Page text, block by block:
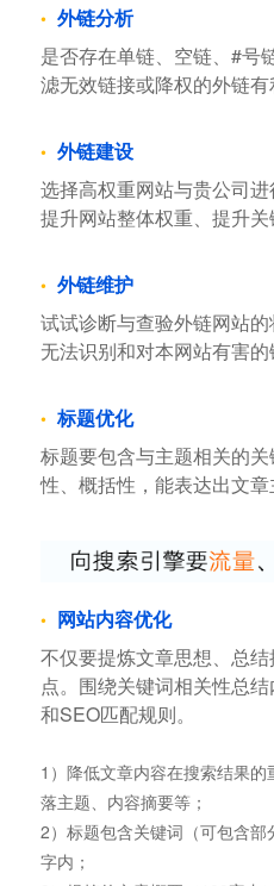
外链分析
是否存在单链、空链、#号
滤无效链接或降权的外链
外链建设
选择高权重网站与贵公司
提升网站整体权重、提升关
外链维护
试试诊断与查验外链网站
无法识别和对本网站有害
标题优化
标题要包含与主题相关的
性、概括性，能表达出文章
网站内容优化
不仅要提炼文章思想、总
点。围绕关键词相关性总
和SEO匹配规则。
1）降低文章内容在搜索结果
落主题、内容摘要等；
2）标题包含关键词（可包含
字内；